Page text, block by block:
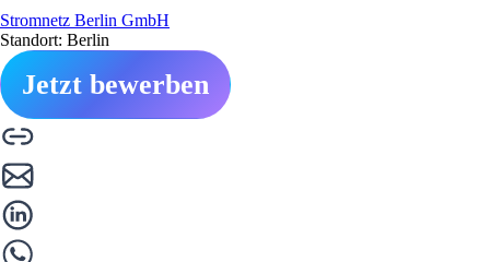
Stromnetz Berlin GmbH
Standort: Berlin
Jetzt bewerben